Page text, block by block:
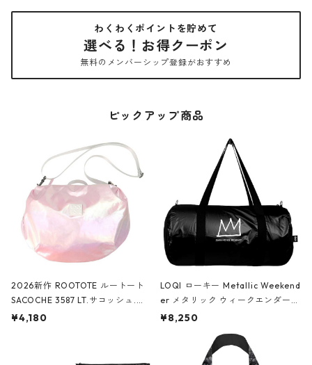
わくわくポイントを貯めて
選べる！お得クーポン
無料のメンバーシップ登録がおすすめ
ピックアップ商品
2026新作 ROOTOTE ルートート
SACOCHE 3587 LT.サコッシュ.ル
ミエ-B ショルダーバッグ グロスピ
¥4,180
LOQI ローキー Metallic Weekend
er メタリック ウィークエンダー
ボストンバッグ ショルダーバッグ
Black ジャン=ミッシェル・バスキ
ア/クラウン ブラック
¥8,250